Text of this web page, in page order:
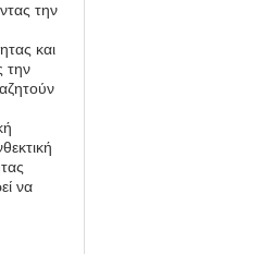
την
και
την
να